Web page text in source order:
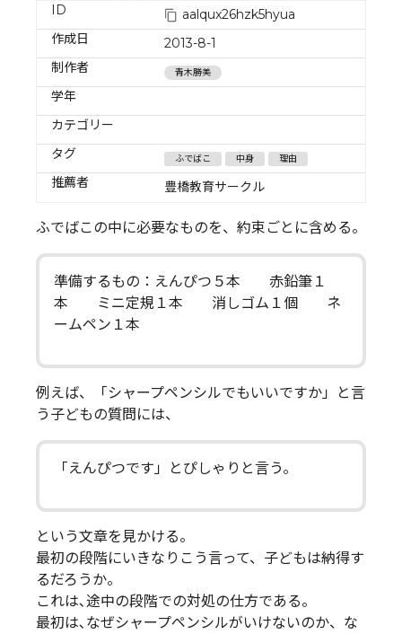
ID
aalqux26hzk5hyua
作成日
2013-8-1
制作者
青木勝美
学年
カテゴリー
タグ
ふでばこ 中身 理由
推薦者 豊橋教育サークル
ふでばこの中に必要なものを、約束ごとに含める。
準備するもの：えんぴつ５本 赤鉛筆１
本 ミニ定規１本 消しゴム１個 ネ
ームペン１本
例えば、「シャープペンシルでもいいですか」と言
う子どもの質問には、
「えんぴつです」とぴしゃりと言う。
という文章を見かける。
最初の段階にいきなりこう言って、子どもは納得す
るだろうか。
これは､途中の段階での対処の仕方である。
最初は､なぜシャープペンシルがいけないのか、な